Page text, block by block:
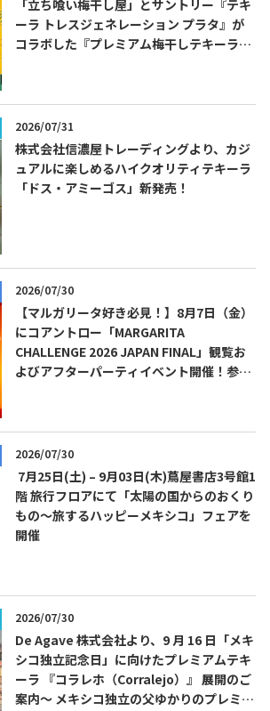
「立ち喰い梅干し屋」とサントリー『テキ
ーラ トレスジェネレーション プラタ』が
コラボした『プレミアム梅干しテキーラソ
2026/07/31
株式会社信濃屋トレーディングより、カジ
ュアルに楽しめるハイクオリティテキーラ
「ドス・アミーゴス」新発売！
2026/07/30
【マルガリータ好き必見！】8月7日（金）
にコアントロー「MARGARITA
CHALLENGE 2026 JAPAN FINAL」観覧お
よびアフターパーティイベント開催！参加
2026/07/30
7月25日(土) – 9月03日(木)蔦屋書店3号館1
階 旅行フロアにて「太陽の国からのおくり
もの～旅するハッピーメキシコ」フェアを
開催
2026/07/30
De Agave 株式会社より、9 月 16 日「メキ
シコ独立記念日」に向けたプレミアムテキ
ーラ 『コラレホ（Corralejo）』 展開のご
案内〜 メキシコ独立の父ゆかりのプレミア